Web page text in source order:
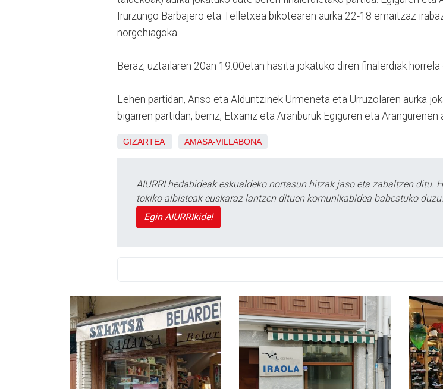
Irurzungo Barbajero eta Telletxea bikotearen aurka 22-18 emaitzaz
norgehiagoka.
Beraz, uztailaren 20an 19:00etan hasita jokatuko diren finalerdiak horrela
Lehen partidan, Anso eta Alduntzinek Urmeneta eta Urruzolaren aurka
bigarren partidan, berriz, Etxaniz eta Aranburuk Egiguren eta Arangurenen
GIZARTEA AMASA-VILLABONA
AIURRI hedabideak eskualdeko nortasun hitzak jaso eta zabaltzen ditu.
tokiko albisteak euskaraz lantzen dituen komunikabidea babestuko duzu.
Egin AIURRIkide!